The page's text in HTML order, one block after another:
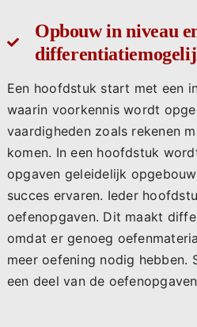
Opbouw in niveau
Een hoofdstuk start met een
waarin voorkennis wordt
vaardigheden zoals rekenen
komen. In een hoofdstuk
opgaven geleidelijk
succes ervaren. Ieder
oefenopgaven. Dit maakt
omdat er genoeg
meer oefening nodig hebben.
een deel van de